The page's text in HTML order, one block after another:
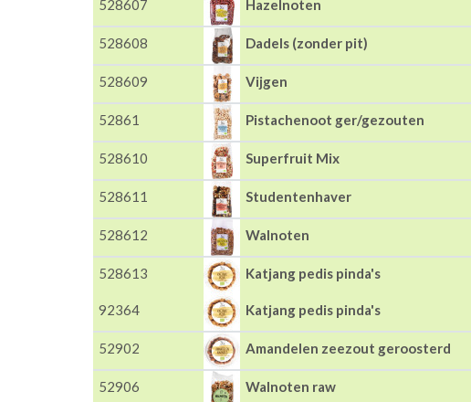
528607 Hazelnoten
528608 Dadels (zonder pit)
528609 Vijgen
52861 Pistachenoot ger/gezouten
528610 Superfruit Mix
528611 Studentenhaver
528612 Walnoten
528613 Katjang pedis pinda's
92364 Katjang pedis pinda's
52902 Amandelen zeezout geroosterd
52906 Walnoten raw